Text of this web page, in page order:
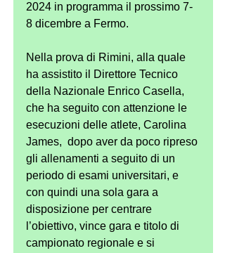
2024 in programma il prossimo 7-
8 dicembre a Fermo.
Nella prova di Rimini, alla quale
ha assistito il Direttore Tecnico
della Nazionale Enrico Casella,
che ha seguito con attenzione le
esecuzioni delle atlete, Carolina
James,  dopo aver da poco ripreso
gli allenamenti a seguito di un
periodo di esami universitari, e
con quindi una sola gara a
disposizione per centrare
l’obiettivo, vince gara e titolo di
campionato regionale e si